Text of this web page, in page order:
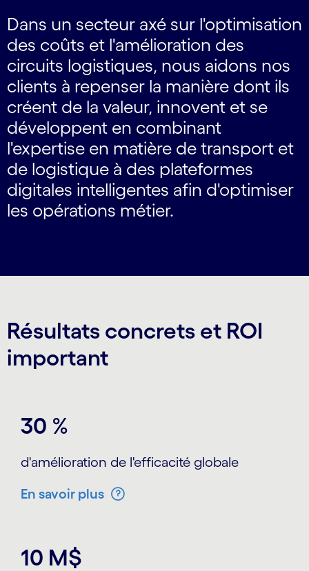
Dans un secteur axé sur l'optimisation
des coûts et l'amélioration des
circuits logistiques, nous aidons nos
clients à repenser la manière dont ils
créent de la valeur, innovent et se
développent en combinant
l'expertise en matière de transport et
de logistique à des plateformes
digitales intelligentes afin d'optimiser
les opérations métier.
Résultats concrets et ROI
important
30 %
d'amélioration de l'efficacité globale
En savoir plus
10 M$